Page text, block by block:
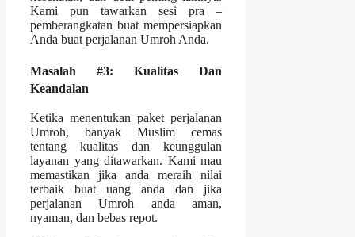
Kami pun tawarkan sesi pra –
pemberangkatan buat mempersiapkan
Anda buat perjalanan Umroh Anda.
Masalah #3: Kualitas Dan
Keandalan
Ketika menentukan paket perjalanan
Umroh, banyak Muslim cemas
tentang kualitas dan keunggulan
layanan yang ditawarkan. Kami mau
memastikan jika anda meraih nilai
terbaik buat uang anda dan jika
perjalanan Umroh anda aman,
nyaman, dan bebas repot.